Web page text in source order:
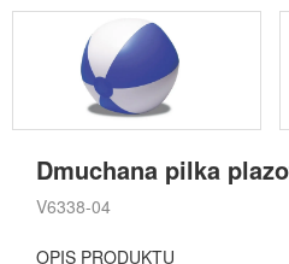
Dmuchana pilka
V6338-04
OPIS PRODUKTU